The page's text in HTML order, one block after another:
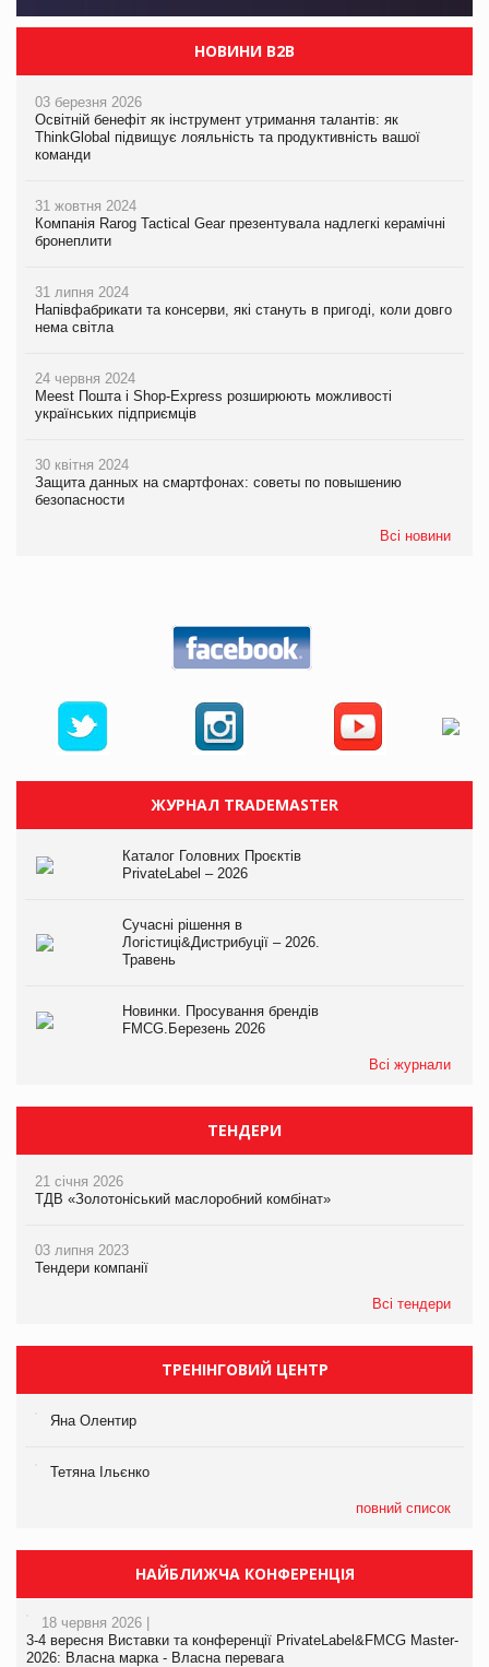
НОВИНИ B2B
03 березня 2026
Освітній бенефіт як інструмент утримання талантів: як
ThinkGlobal підвищує лояльність та продуктивність вашої
команди
31 жовтня 2024
Компанія Rarog Tactical Gear презентувала надлегкі керамічні
бронеплити
31 липня 2024
Напівфабрикати та консерви, які стануть в пригоді, коли довго
нема світла
24 червня 2024
Meest Пошта і Shop-Express розширюють можливості
українських підприємців
30 квітня 2024
Защита данных на смартфонах: советы по повышению
безопасности
Всі новини
ЖУРНАЛ TRADEMASTER
Каталог Головних Проєктів
PrivateLabel – 2026
Сучасні рішення в
Логістиці&Дистрибуції – 2026.
Травень
Новинки. Просування брендів
FMCG.Березень 2026
Всі журнали
ТЕНДЕРИ
21 січня 2026
ТДВ «Золотоніський маслоробний комбінат»
03 липня 2023
Тендери компанії
Всі тендери
ТРЕНІНГОВИЙ ЦЕНТР
Яна Олентир
Тетяна Ільєнко
повний список
НАЙБЛИЖЧА КОНФЕРЕНЦІЯ
18 червня 2026 |
3-4 вересня Виставки та конференції PrivateLabel&FMCG Master-
2026: Власна марка - Власна перевага